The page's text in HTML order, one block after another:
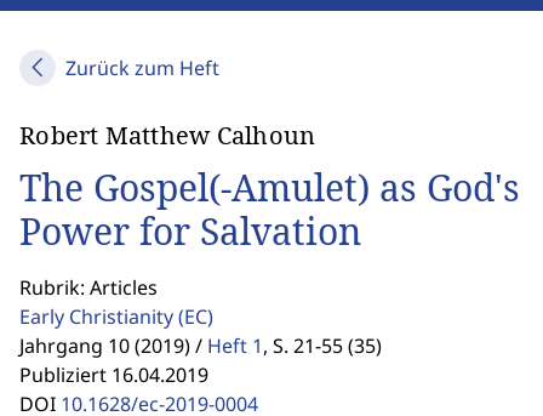
Zurück zum Heft
Robert Matthew Calhoun
The Gospel(-Amulet) as God's
Power for Salvation
Rubrik: Articles
Early Christianity(EC)
Jahrgang 10 (2019) / Heft 1, S. 21-55 (35)
Publiziert 16.04.2019
DOI 10.1628/ec-2019-0004